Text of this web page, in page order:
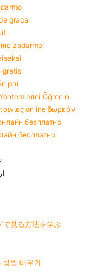
graça
zadarmo
gratis
phí
Öğrenin
online δωρεάν
безплатно
бесплатно
で見る方法を学ぶ
방법 배우기